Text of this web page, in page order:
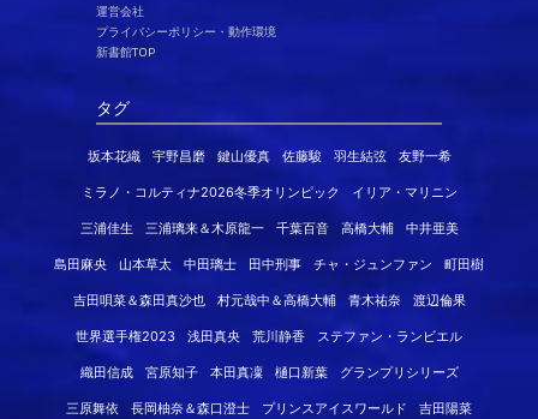
運営会社
プライバシーポリシー・動作環境
新書館TOP
タグ
坂本花織 宇野昌磨 鍵山優真 佐藤駿 羽生結弦 友野一希
ミラノ・コルティナ2026冬季オリンピック イリア・マリニン
三浦佳生 三浦璃来＆木原龍一 千葉百音 高橋大輔 中井亜美
島田麻央 山本草太 中田璃士 田中刑事 チャ・ジュンファン 町田樹
吉田唄菜＆森田真沙也 村元哉中＆高橋大輔 青木祐奈 渡辺倫果
世界選手権2023 浅田真央 荒川静香 ステファン・ランビエル
織田信成 宮原知子 本田真凜 樋口新葉 グランプリシリーズ
三原舞依 長岡柚奈＆森口澄士 プリンスアイスワールド 吉田陽菜